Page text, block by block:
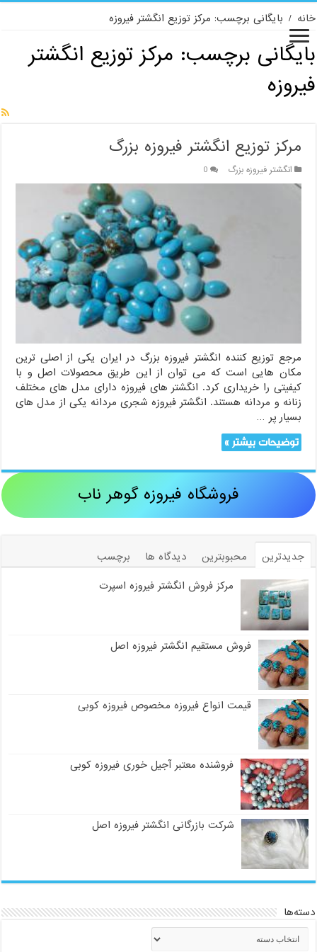
خانه / بایگانی برچسب: مرکز توزیع انگشتر فیروزه
بایگانی برچسب: مرکز توزیع انگشتر
فیروزه
مرکز توزیع انگشتر فیروزه بزرگ
انگشتر فیروزه بزرگ 0
مرجع توزیع کننده انگشتر فیروزه بزرگ در ایران یکی از اصلی ترین
مکان هایی است که می توان از این طریق محصولات اصل و با
کیفیتی را خریداری کرد. انگشتر های فیروزه دارای مدل های مختلف
زنانه و مردانه هستند. انگشتر فیروزه شجری مردانه یکی از مدل های
بسیار پر …
توضیحات بیشتر »
فروشگاه فیروزه گوهر ناب
جدیدترین محبوبترین دیدگاه ها
برچسب
مرکز فروش انگشتر فیروزه اسپرت
فروش مستقیم انگشتر فیروزه اصل
قیمت انواع فیروزه مخصوص فیروزه کوبی
فروشنده معتبر آجیل خوری فیروزه کوبی
شرکت بازرگانی انگشتر فیروزه اصل
دسته‌ها
دسته‌ها